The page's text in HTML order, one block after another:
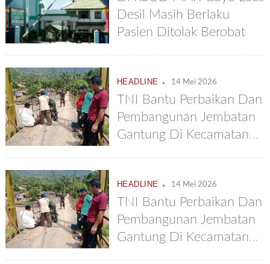
Desil Masih Berlaku
Pasien Ditolak Berobat
HEADLINE . 14 Mei 2026
TNI Bantu Perbaikan Dan
Pembangunan Jembatan
Gantung Di Kecamatan
HEADLINE . 14 Mei 2026
TNI Bantu Perbaikan Dan
Pembangunan Jembatan
Gantung Di Kecamatan